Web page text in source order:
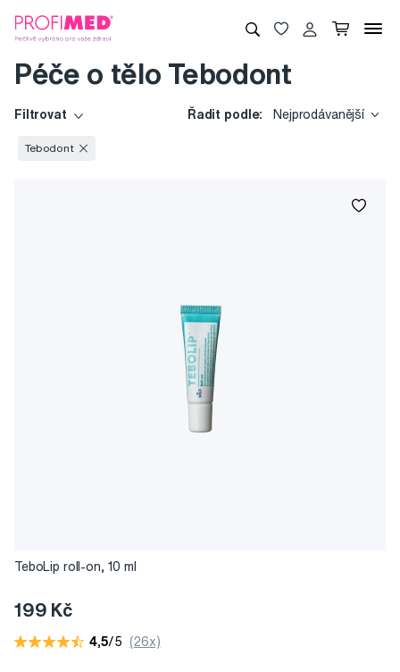
Péče o tělo Tebodont
Filtrovat Řadit podle: Nejprodávanější
Tebodont
TeboLip roll-on, 10 ml
199 Kč
4,5/5 (26x)